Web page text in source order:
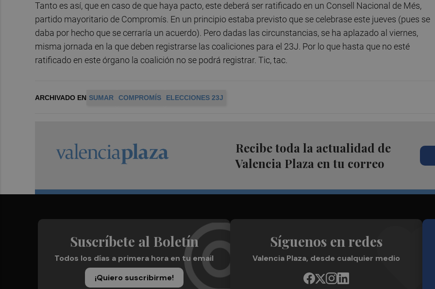
Tanto es así, que en caso de que haya pacto, este deberá ser ratificado en un Consell Nacional de Més,
partido mayoritario de Compromís. En un principio estaba previsto que se celebrase este jueves (pues se
daba por hecho que se cerraría un acuerdo). Pero dadas las circunstancias, se ha aplazado al viernes,
misma jornada en la que deben registrarse las coaliciones para el 23J. Por lo que hasta que no esté
ratificado en este órgano la coalición no se podrá registrar. Tic, tac.
ARCHIVADO EN SUMAR COMPROMÍS ELECCIONES 23J
Recibe toda la actualidad de
Valencia Plaza en tu correo
Suscríbete al Boletín
Todos los días a primera hora en tu email
¡Quiero suscribirme!
Síguenos en redes
Valencia Plaza, desde cualquier medio